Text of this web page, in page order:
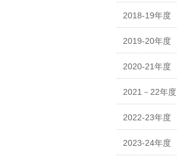
2018-19年度
2019-20年度
2020-21年度
2021－22年度
2022-23年度
2023-24年度